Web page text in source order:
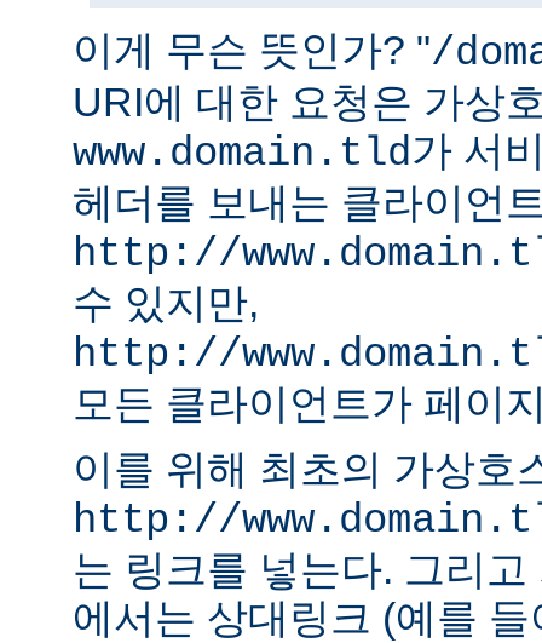
이게 무슨 뜻인가? "/
URI에 대한 요청은 가상
www.domain.tld가 서
헤더를 보내는 클라이언
http://
수 있지만,
http://
모든 클라이언트가 페이
이를 위해 최초의 가상호
http://
는 링크를 넣는다. 그리
에서는 상대링크 (예를 들